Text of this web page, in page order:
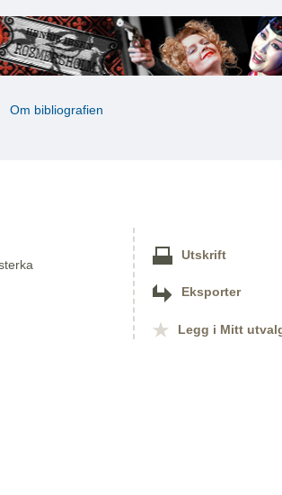
Om bibliografien
Utskrift
Eksporter
Legg i Mitt